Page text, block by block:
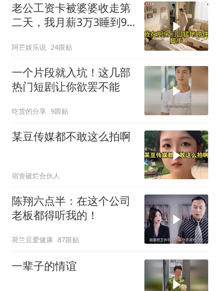
老公工资卡被婆婆收走第
二天，我月薪3万3睡到9
怎么没做早饭
阿芒娱乐说 24跟贴
一个片段就入坑！这几部
热门短剧让你欲罢不能
吃货的分享 9跟贴
某豆传媒都不敢这么拍啊
宿舍破烂合伙人
陈翔六点半：在这个公司
老板都得听我的！
荷兰豆爱健康 87跟贴
一辈子的情谊